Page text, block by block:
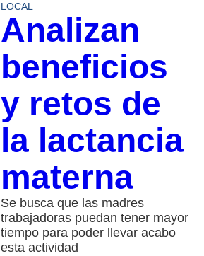
LOCAL
Analizan
beneficios
y retos de
la lactancia
materna
Se busca que las madres
trabajadoras puedan tener mayor
tiempo para poder llevar acabo
esta actividad